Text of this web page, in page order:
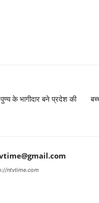
के भागीदार बने प्रदेश की
ntvtime.com